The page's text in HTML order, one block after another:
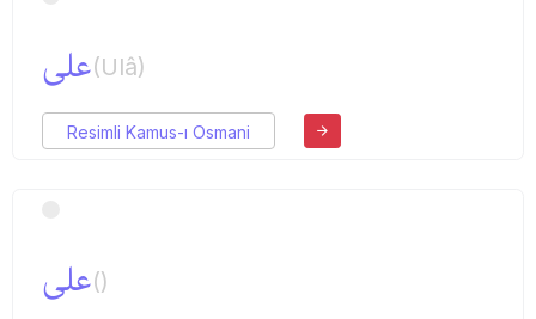
علی(Ulâ)
Resimli Kamus-ı Osmani
علی()